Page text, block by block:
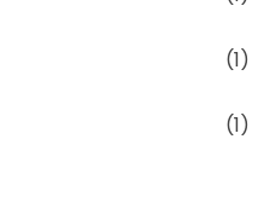
(1)
(1)